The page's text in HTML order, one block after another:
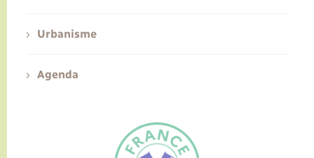
Urbanisme
Agenda